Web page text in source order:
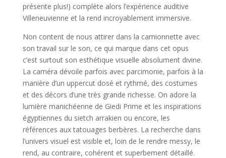
présente plus!) complète alors l’expérience auditive
Villeneuvienne et la rend incroyablement immersive.
Non content de nous attirer dans la camionnette avec
son travail sur le son, ce qui marque dans cet opus
c’est surtout son esthétique visuelle absolument divine.
La caméra dévoile parfois avec parcimonie, parfois à la
manière d’un uppercut dosé et rythmé, des costumes
et des décors d’une très grande richesse. On adore la
lumière manichéenne de Giedi Prime et les inspirations
égyptiennes du sietch arrakien ou encore, les
références aux tatouages berbères. La recherche dans
l’univers visuel est visible et, loin de le rendre messy, le
rend, au contraire, cohérent et superbement détaillé.